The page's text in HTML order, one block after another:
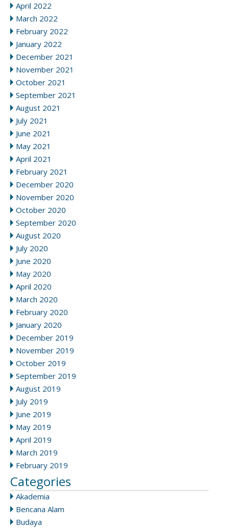
April 2022
March 2022
February 2022
January 2022
December 2021
November 2021
October 2021
September 2021
August 2021
July 2021
June 2021
May 2021
April 2021
February 2021
December 2020
November 2020
October 2020
September 2020
August 2020
July 2020
June 2020
May 2020
April 2020
March 2020
February 2020
January 2020
December 2019
November 2019
October 2019
September 2019
August 2019
July 2019
June 2019
May 2019
April 2019
March 2019
February 2019
Categories
Akademia
Bencana Alam
Budaya